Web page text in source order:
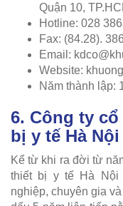
Quận 10,
Hotline: 028
Fax: (84.28).
Email:
Website:
Năm thành lập:
6. Công ty
bị y tế Hà
Kể từ khi ra đời từ
thiết bị y tế Hà Nội
nghiệp, chuyên gia